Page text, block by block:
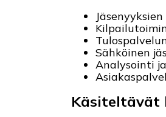
Sähköinen
Analysointi
Käsiteltävät